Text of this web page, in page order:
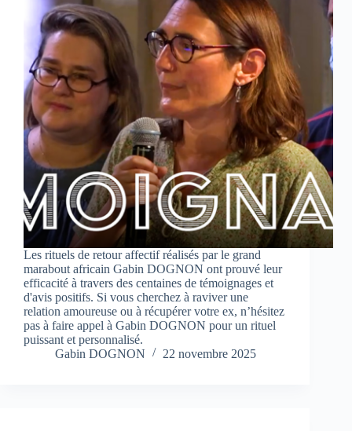
Les rituels de retour affectif réalisés par le grand
marabout africain Gabin DOGNON ont prouvé leur
efficacité à travers des centaines de témoignages et
d'avis positifs. Si vous cherchez à raviver une
relation amoureuse ou à récupérer votre ex, n’hésitez
pas à faire appel à Gabin DOGNON pour un rituel
puissant et personnalisé.
Gabin DOGNON
22 novembre 2025